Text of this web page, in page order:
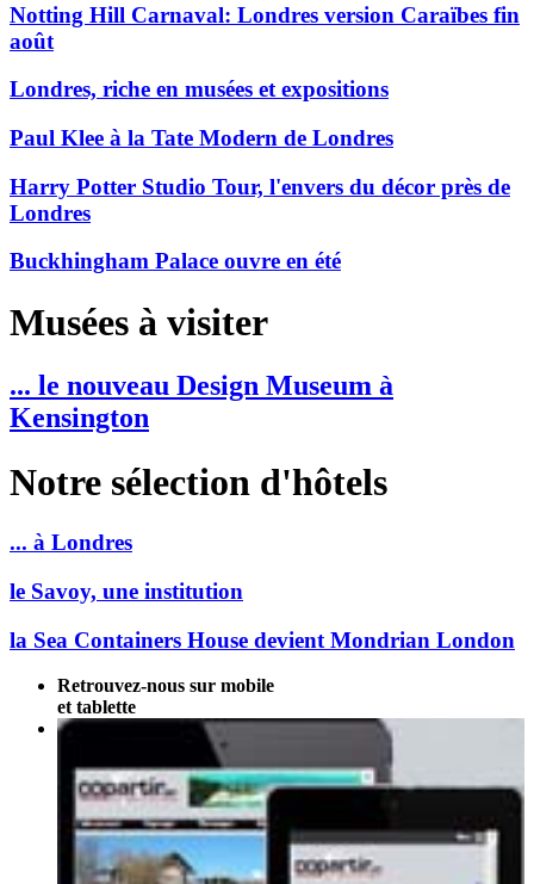
Notting Hill Carnaval: Londres version Caraïbes fin
août
Londres, riche en musées et expositions
Paul Klee à la Tate Modern de Londres
Harry Potter Studio Tour, l'envers du décor près de
Londres
Buckhingham Palace ouvre en été
Musées à visiter
... le nouveau Design Museum à
Kensington
Notre sélection d'hôtels
... à Londres
le Savoy, une institution
la Sea Containers House devient Mondrian London
Retrouvez-nous sur mobile
et tablette